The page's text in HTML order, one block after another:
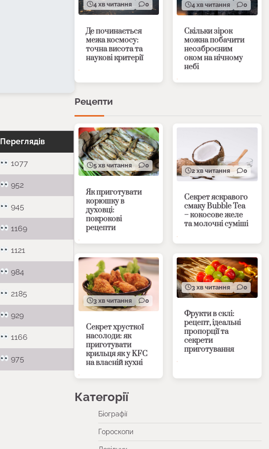
Переглядів
1077
952
945
1169
1121
984
2185
929
1166
975
4 хв читання 0
Де починається
межа космосу:
точна висота та
наукові критерії
4 хв читання 0
Скільки зірок
можна побачити
неозброєним
оком на нічному
небі
Рецепти
5 хв читання 0
Як приготувати
корюшку в
духовці:
покрокові
рецепти
2 хв читання 0
Секрет яскравого
смаку Bubble Tea
– кокосове желе
та молочні суміші
3 хв читання 0
Секрет хрусткої
насолоди: як
приготувати
крильця як у KFC
на власній кухні
3 хв читання 0
Фрукти в склі:
рецепт, ідеальні
пропорції та
секрети
приготування
Категорії
Біографії
Гороскопи